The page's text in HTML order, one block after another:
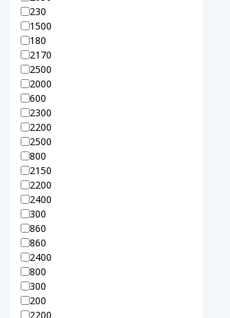
230
1500
180
2170
2500
2000
600
2300
2200
2500
800
2150
2200
2400
300
860
860
2400
800
300
200
2200